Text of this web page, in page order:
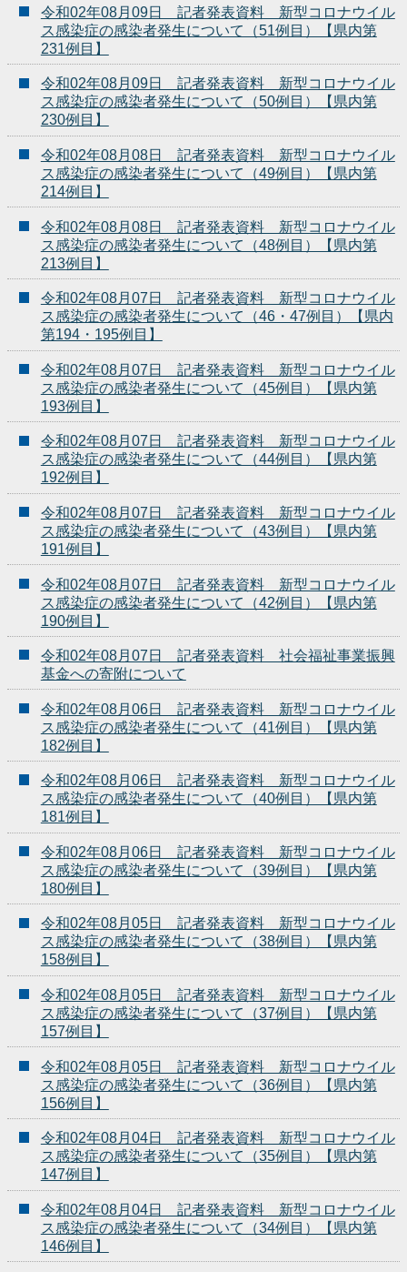
令和02年08月09日 記者発表資料 新型コロナウイル
ス感染症の感染者発生について（51例目）【県内第
231例目】
令和02年08月09日 記者発表資料 新型コロナウイル
ス感染症の感染者発生について（50例目）【県内第
230例目】
令和02年08月08日 記者発表資料 新型コロナウイル
ス感染症の感染者発生について（49例目）【県内第
214例目】
令和02年08月08日 記者発表資料 新型コロナウイル
ス感染症の感染者発生について（48例目）【県内第
213例目】
令和02年08月07日 記者発表資料 新型コロナウイル
ス感染症の感染者発生について（46・47例目）【県内
第194・195例目】
令和02年08月07日 記者発表資料 新型コロナウイル
ス感染症の感染者発生について（45例目）【県内第
193例目】
令和02年08月07日 記者発表資料 新型コロナウイル
ス感染症の感染者発生について（44例目）【県内第
192例目】
令和02年08月07日 記者発表資料 新型コロナウイル
ス感染症の感染者発生について（43例目）【県内第
191例目】
令和02年08月07日 記者発表資料 新型コロナウイル
ス感染症の感染者発生について（42例目）【県内第
190例目】
令和02年08月07日 記者発表資料 社会福祉事業振興
基金への寄附について
令和02年08月06日 記者発表資料 新型コロナウイル
ス感染症の感染者発生について（41例目）【県内第
182例目】
令和02年08月06日 記者発表資料 新型コロナウイル
ス感染症の感染者発生について（40例目）【県内第
181例目】
令和02年08月06日 記者発表資料 新型コロナウイル
ス感染症の感染者発生について（39例目）【県内第
180例目】
令和02年08月05日 記者発表資料 新型コロナウイル
ス感染症の感染者発生について（38例目）【県内第
158例目】
令和02年08月05日 記者発表資料 新型コロナウイル
ス感染症の感染者発生について（37例目）【県内第
157例目】
令和02年08月05日 記者発表資料 新型コロナウイル
ス感染症の感染者発生について（36例目）【県内第
156例目】
令和02年08月04日 記者発表資料 新型コロナウイル
ス感染症の感染者発生について（35例目）【県内第
147例目】
令和02年08月04日 記者発表資料 新型コロナウイル
ス感染症の感染者発生について（34例目）【県内第
146例目】